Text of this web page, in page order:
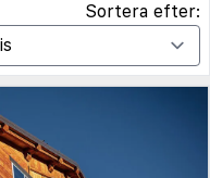
Sortera efter: